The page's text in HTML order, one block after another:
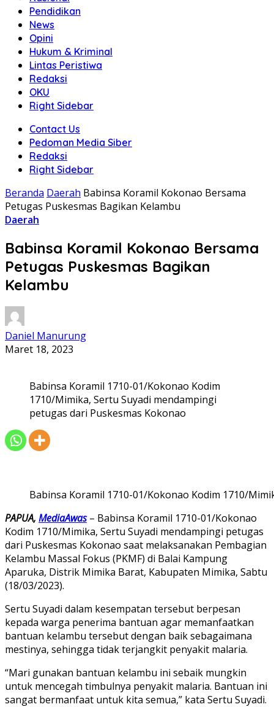
Pendidikan
News
Opini
Hukum & Kriminal
Lintas Peristiwa
Redaksi
OKU
Right Sidebar
Contact Us
Pedoman Media Siber
Redaksi
Right Sidebar
Beranda Daerah Babinsa Koramil Kokonao Bersama
Petugas Puskesmas Bagikan Kelambu
Daerah
Babinsa Koramil Kokonao Bersama
Petugas Puskesmas Bagikan
Kelambu
Daniel Manurung
Maret 18, 2023
Babinsa Koramil 1710-01/Kokonao Kodim
1710/Mimika, Sertu Suyadi mendampingi
petugas dari Puskesmas Kokonao
Babinsa Koramil 1710-01/Kokonao Kodim 1710/
PAPUA, MediaAwas– Babinsa Koramil 1710-01/Kokonao
Kodim 1710/Mimika, Sertu Suyadi mendampingi petugas
dari Puskesmas Kokonao saat melaksanakan Pembagian
Kelambu Massal Fokus (PKMF) di Balai Kampung
Aparuka, Distrik Mimika Barat, Kabupaten Mimika, Sabtu
(18/03/2023).
Sertu Suyadi dalam kesempatan tersebut berpesan
kepada warga penerima bantuan agar memanfaatkan
bantuan kelambu tersebut dengan baik sebagaimana
mestinya, sehingga tidak terjangkit penyakit malaria.
“Mari gunakan bantuan kelambu ini sebaik mungkin
untuk mencegah timbulnya penyakit malaria. Bantuan ini
sangat bermanfaat untuk kita semua,” kata Sertu Suyadi.